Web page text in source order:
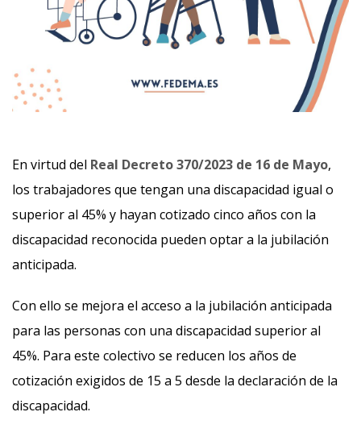
En virtud del Real Decreto 370/2023 de 16 de Mayo,
los trabajadores que tengan una discapacidad igual o
superior al 45% y hayan cotizado cinco años con la
discapacidad reconocida pueden optar a la jubilación
anticipada.
Con ello se mejora el acceso a la jubilación anticipada
para las personas con una discapacidad superior al
45%. Para este colectivo se reducen los años de
cotización exigidos de 15 a 5 desde la declaración de la
discapacidad.